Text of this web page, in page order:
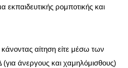
ρομποτικής και
αίτηση είτε μέσω των
άνεργους και χαμηλόμισθους)